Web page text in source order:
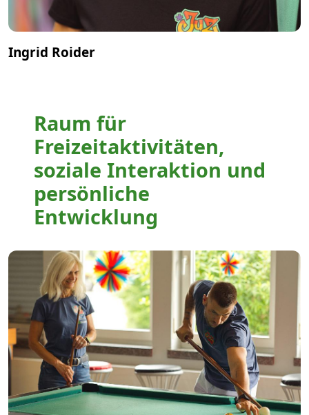
Ingrid Roider
Raum für
Freizeitaktivitäten,
soziale Interaktion und
persönliche
Entwicklung